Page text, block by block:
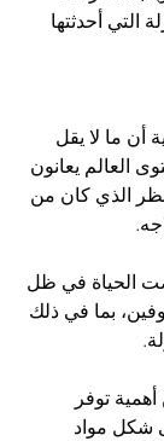
التي أحدثتها
أن ما لا يقل
العالم يعانون
الذي كان من
الحياة في ظل
بما في ذلك
عن أهمية توفر
شكل مواد